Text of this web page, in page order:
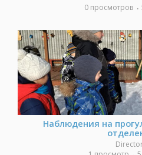
0 просмотров
Наблюдения на